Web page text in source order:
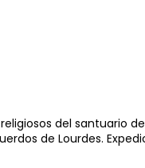
del santuario
de Lourdes.